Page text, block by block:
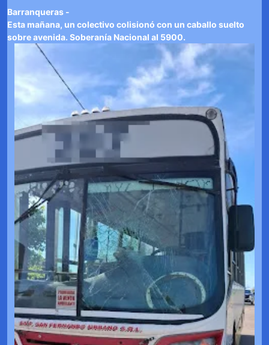
Barranqueras -
Esta mañana, un colectivo colisionó con un caballo suelto
sobre avenida. Soberanía Nacional al 5900.